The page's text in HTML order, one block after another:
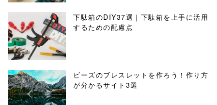
下駄箱のDIY37選｜下駄箱を上手に活用
するための配慮点
ビーズのブレスレットを作ろう！作り方
が分かるサイト3選